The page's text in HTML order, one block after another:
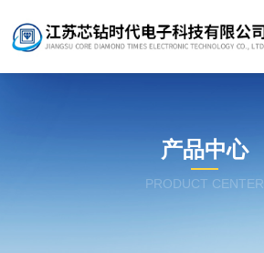
产品中心
PRODUCT CENTER